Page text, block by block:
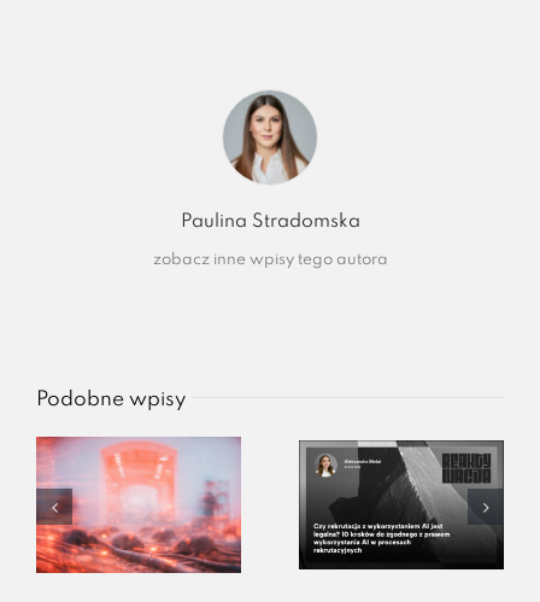
Paulina Stradomska
zobacz inne wpisy tego autora
Podobne wpisy